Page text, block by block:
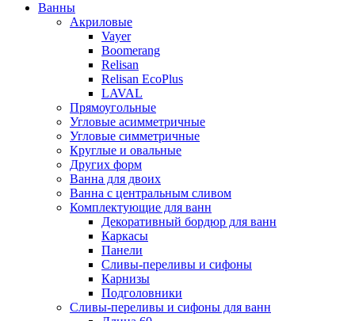
Ванны
Акриловые
Vayer
Boomerang
Relisan
Relisan EcoPlus
LAVAL
Прямоугольные
Угловые асимметричные
Угловые симметричные
Круглые и овальные
Других форм
Ванна для двоих
Ванна с центральным сливом
Комплектующие для ванн
Декоративный бордюр для ванн
Каркасы
Панели
Сливы-переливы и сифоны
Карнизы
Подголовники
Сливы-переливы и сифоны для ванн